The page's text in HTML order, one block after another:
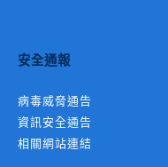
安全通報
病毒威脅通告
資訊安全通告
相關網站連結